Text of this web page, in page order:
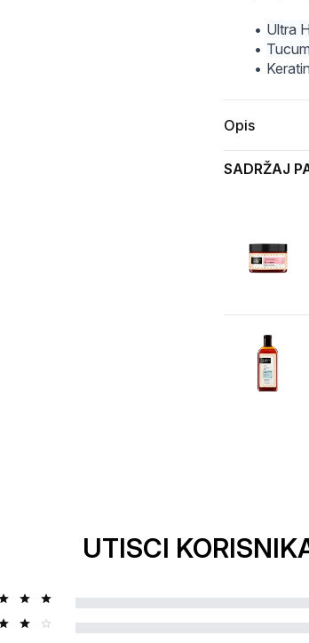
Ultra
Opis
SADRŽAJ
UTISCI